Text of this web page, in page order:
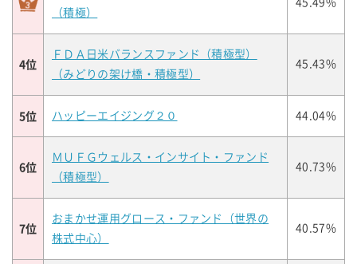
（積極）
45.49%
4位
ＦＤＡ日米バランスファンド（積極型）
（みどりの架け橋・積極型）
45.43%
5位 ハッピーエイジング２０ 44.04%
6位
ＭＵＦＧウェルス・インサイト・ファンド
（積極型）
40.73%
7位
おまかせ運用グロース・ファンド（世界の
株式中心）
40.57%